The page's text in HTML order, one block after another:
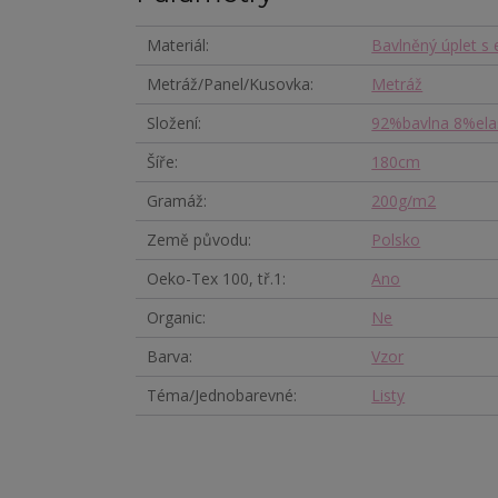
Materiál
Bavlněný úplet s
Metráž/Panel/Kusovka
Metráž
Složení
92%bavlna
Šíře
180cm
Gramáž
200g/m2
Země původu
Polsko
Oeko-Tex 100, tř.1
Ano
Organic
Ne
Barva
Vzor
Téma/Jednobarevné
Listy